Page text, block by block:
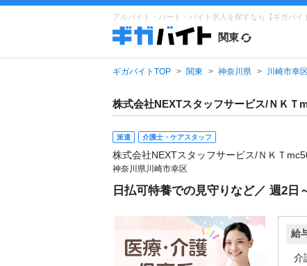
アルバイト・パート・バイト求人を探すなら【ギガバイ
関東
ギガバイトTOP 関東 神奈川県 川崎市幸
株式会社NEXTスタッフサービス/ＮＫＴ
派遣 介護士・ケアスタッフ
株式会社NEXTスタッフサービス/ＮＫＴ
神奈川県川崎市幸区
日払可特養での見守りなど／ 週2日
給
介